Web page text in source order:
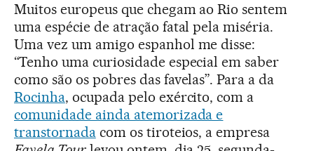
Muitos europeus que chegam ao Rio sentem
uma espécie de atração fatal pela miséria.
Uma vez um amigo espanhol me disse:
“Tenho uma curiosidade especial em saber
como são os pobres das favelas”. Para a da
Rocinha, ocupada pelo exército, com a
comunidade ainda atemorizada e
transtornadacom os tiroteios, a empresa